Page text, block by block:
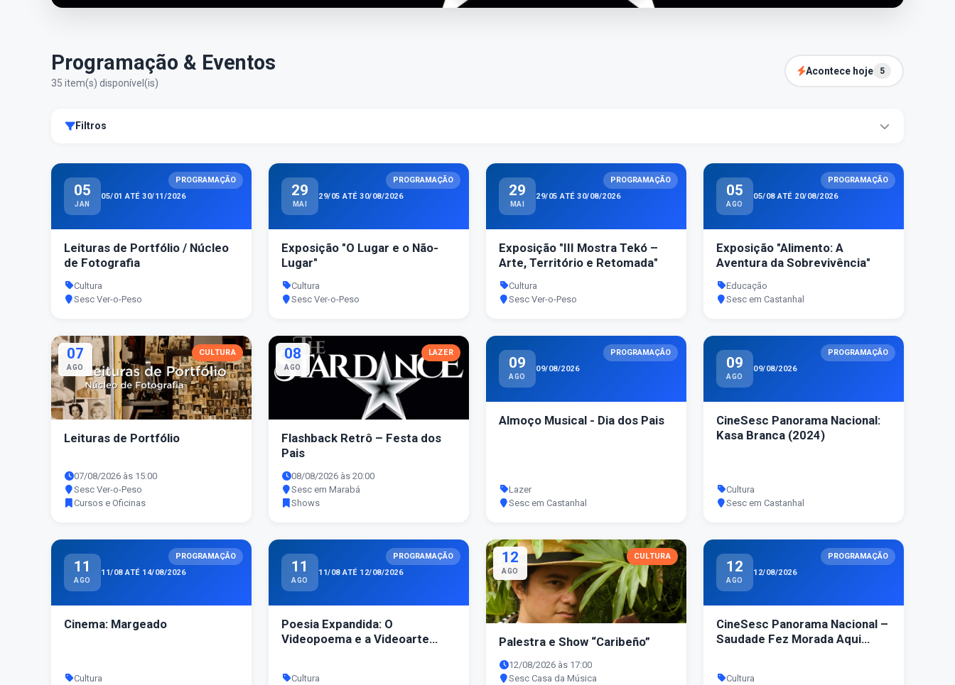
Programação & Eventos
35 item(s) disponível(is)
Acontece hoje 5
Filtros
05
JAN
05/01 ATÉ 30/11/2026
PROGRAMAÇÃO
Leituras de Portfólio / Núcleo
de Fotografia
Cultura
Sesc Ver-o-Peso
29
MAI
29/05 ATÉ 30/08/2026
PROGRAMAÇÃO
Exposição "O Lugar e o Não-
Lugar"
Cultura
Sesc Ver-o-Peso
29
MAI
29/05 ATÉ 30/08/2026
PROGRAMAÇÃO
Exposição "III Mostra Tekó –
Arte, Território e Retomada"
Cultura
Sesc Ver-o-Peso
05
AGO
05/08 ATÉ 20/08/2026
PROGRAMAÇÃO
Exposição "Alimento: A
Aventura da Sobrevivência"
Educação
Sesc em Castanhal
07
AGO
CULTURA
Leituras de Portfólio
07/08/2026 às 15:00
Sesc Ver-o-Peso
Cursos e Oficinas
08
AGO
LAZER
Flashback Retrô – Festa dos
Pais
08/08/2026 às 20:00
Sesc em Marabá
Shows
09
AGO
09/08/2026
PROGRAMAÇÃO
Almoço Musical - Dia dos Pais
Lazer
Sesc em Castanhal
09
AGO
09/08/2026
PROGRAMAÇÃO
CineSesc Panorama Nacional:
Kasa Branca (2024)
Cultura
Sesc em Castanhal
11
AGO
11/08 ATÉ 14/08/2026
PROGRAMAÇÃO
Cinema: Margeado
Cultura
11
AGO
11/08 ATÉ 12/08/2026
PROGRAMAÇÃO
Poesia Expandida: O
Videopoema e a Videoarte
Cultura
12
AGO
CULTURA
Palestra e Show “Caribeño”
12/08/2026 às 17:00
Sesc Casa da Música
12
AGO
12/08/2026
PROGRAMAÇÃO
CineSesc Panorama Nacional –
Saudade Fez Morada Aqui
Cultura